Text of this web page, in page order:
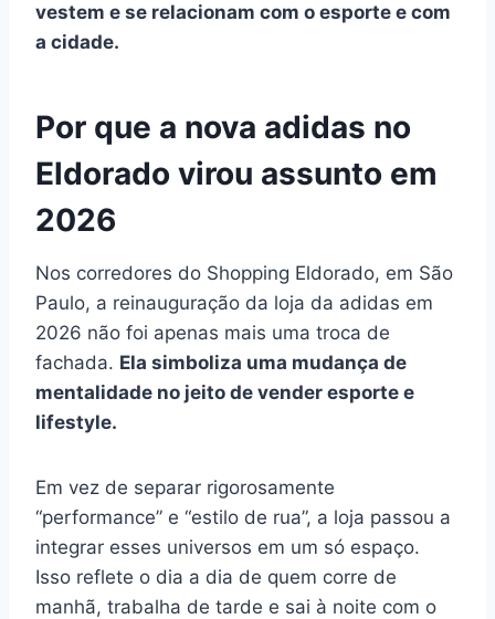
vestem e se relacionam com o esporte e com
a cidade.
Por que a nova adidas no
Eldorado virou assunto em
2026
Nos corredores do Shopping Eldorado, em São
Paulo, a reinauguração da loja da adidas em
2026 não foi apenas mais uma troca de
fachada. Ela simboliza uma mudança de
mentalidade no jeito de vender esporte e
lifestyle.
Em vez de separar rigorosamente
“performance” e “estilo de rua”, a loja passou a
integrar esses universos em um só espaço.
Isso reflete o dia a dia de quem corre de
manhã, trabalha de tarde e sai à noite com o